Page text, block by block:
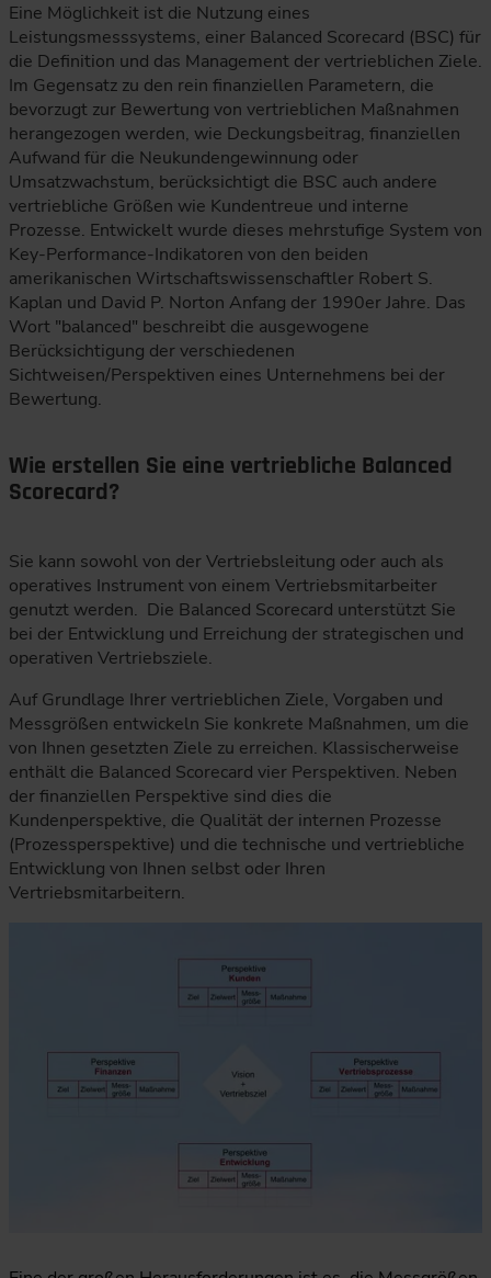
Eine Möglichkeit ist die Nutzung eines
Leistungsmesssystems, einer Balanced Scorecard (BSC) für
die Definition und das Management der vertrieblichen Ziele.
Im Gegensatz zu den rein finanziellen Parametern, die
bevorzugt zur Bewertung von vertrieblichen Maßnahmen
herangezogen werden, wie Deckungsbeitrag, finanziellen
Aufwand für die Neukundengewinnung oder
Umsatzwachstum, berücksichtigt die BSC auch andere
vertriebliche Größen wie Kundentreue und interne
Prozesse. Entwickelt wurde dieses mehrstufige System von
Key-Performance-Indikatoren von den beiden
amerikanischen Wirtschaftswissenschaftler Robert S.
Kaplan und David P. Norton Anfang der 1990er Jahre. Das
Wort "balanced" beschreibt die ausgewogene
Berücksichtigung der verschiedenen
Sichtweisen/Perspektiven eines Unternehmens bei der
Bewertung.
Wie erstellen Sie eine vertriebliche Balanced
Scorecard?
Sie kann sowohl von der Vertriebsleitung oder auch als
operatives Instrument von einem Vertriebsmitarbeiter
genutzt werden. Die Balanced Scorecard unterstützt Sie
bei der Entwicklung und Erreichung der strategischen und
operativen Vertriebsziele.
Auf Grundlage Ihrer vertrieblichen Ziele, Vorgaben und
Messgrößen entwickeln Sie konkrete Maßnahmen, um die
von Ihnen gesetzten Ziele zu erreichen. Klassischerweise
enthält die Balanced Scorecard vier Perspektiven. Neben
der finanziellen Perspektive sind dies die
Kundenperspektive, die Qualität der internen Prozesse
(Prozessperspektive) und die technische und vertriebliche
Entwicklung von Ihnen selbst oder Ihren
Vertriebsmitarbeitern.